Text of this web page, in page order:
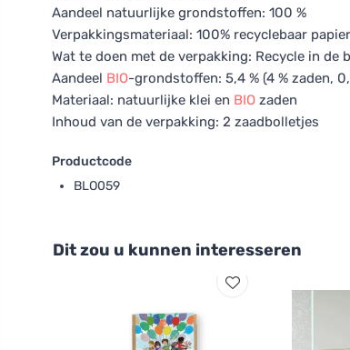
Aandeel natuurlijke grondstoffen: 100 %
Verpakkingsmateriaal: 100% recyclebaar papier
Wat te doen met de verpakking: Recycle in de
Aandeel BIO-grondstoffen: 5,4 % (4 % zaden,
Materiaal: natuurlijke klei en BIO zaden
Inhoud van de verpakking: 2 zaadbolletjes
Productcode
BLO059
Dit zou u kunnen interesseren